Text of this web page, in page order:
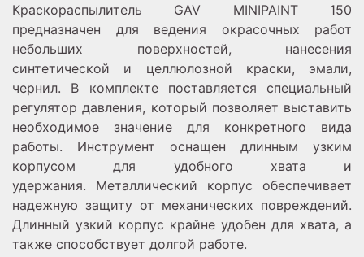
Краскораспылитель GAV MINIPAINT 150
предназначен для ведения окрасочных работ
небольших поверхностей, нанесения
синтетической и целлюлозной краски, эмали,
чернил. В комплекте поставляется специальный
регулятор давления, который позволяет выставить
необходимое значение для конкретного вида
работы. Инструмент оснащен длинным узким
корпусом для удобного хвата и
удержания. Металлический корпус обеспечивает
надежную защиту от механических повреждений.
Длинный узкий корпус крайне удобен для хвата, а
также способствует долгой работе.